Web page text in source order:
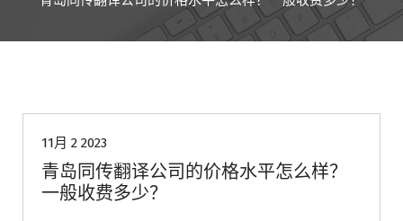
11月 2 2023
青岛同传翻译公司的价格水平怎么样？
一般收费多少？